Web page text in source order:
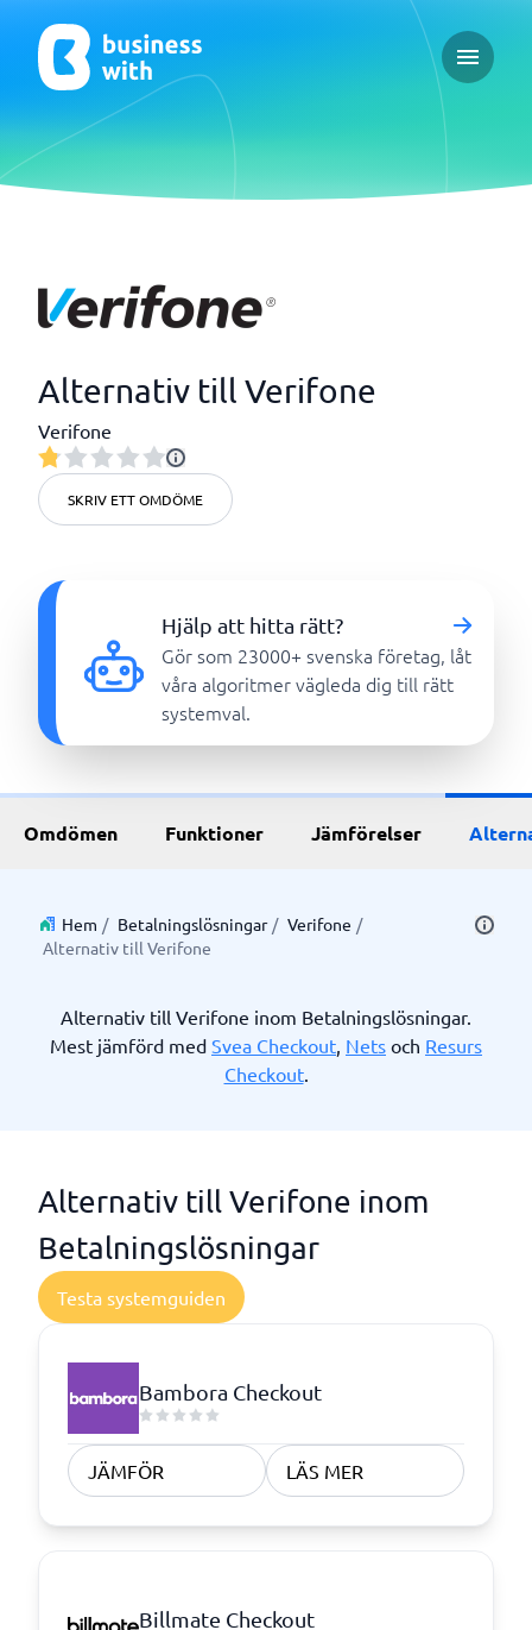
Open
Alternativ till Verifone
Verifone
SKRIV ETT OMDÖME
Hjälp att hitta rätt?
Gör som 23000+ svenska företag, låt
våra algoritmer vägleda dig till rätt
systemval.
Omdömen Funktioner Jämförelser
Hem / Betalningslösningar / Verifone /
Alternativ till Verifone
Alternativ till Verifone inom Betalningslösningar.
Mest jämförd med Svea Checkout, Nets och Resurs
Checkout.
Alternativ till Verifone inom
Betalningslösningar
Testa systemguiden
Bambora Checkout
JÄMFÖR LÄS MER
Billmate Checkout